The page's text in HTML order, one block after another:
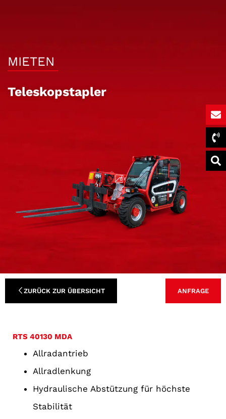
MIETEN
Teleskopstapler
ZURÜCK ZUR ÜBERSICHT ANFRAGE
RTS 40130 MDA
Allradantrieb
Allradlenkung
Hydraulische Abstützung für höchste
Stabilität